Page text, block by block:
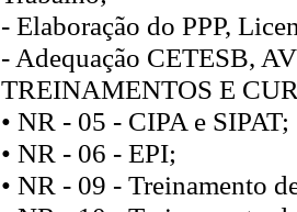
- Elaboração do PPP,
- Adequação CETESB,
TREINAMENTOS E
• NR - 05 - CIPA e SIPAT;
• NR - 06 - EPI;
• NR - 09 - Treinamento